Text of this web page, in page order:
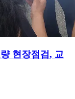
현장점검, 교